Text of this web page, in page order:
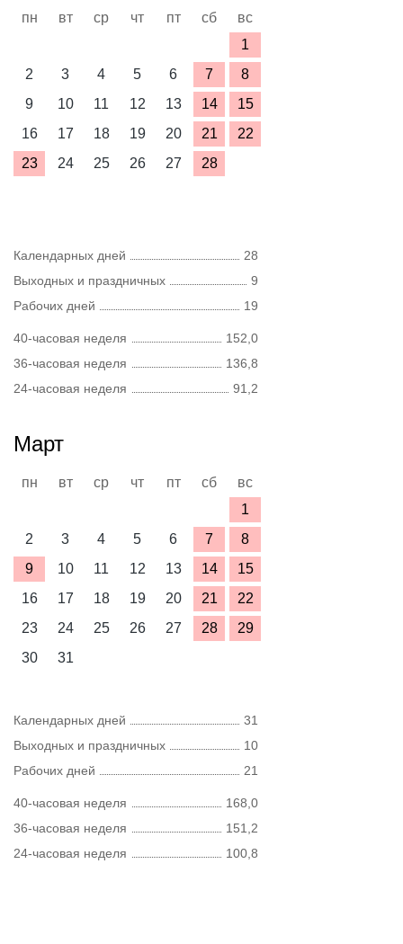
пн вт ср чт пт сб
вс
1
2
3 4 5 6 7
8
9
10 11 12 13 14
15
16
17 18 19 20 21
22
23
24 25 26 27 28
Календарных дней
28
Выходных и праздничных
9
Рабочих дней
19
40-часовая неделя
152,0
36-часовая неделя
136,8
24-часовая неделя
91,2
Март
пн вт ср чт пт сб
вс
1
2
3 4 5 6 7
8
9
10 11 12 13 14
15
16
17 18 19 20 21
22
23
24 25 26 27 28
29
30
31
Календарных дней
31
Выходных и праздничных
10
Рабочих дней
21
40-часовая неделя
168,0
36-часовая неделя
151,2
24-часовая неделя
100,8